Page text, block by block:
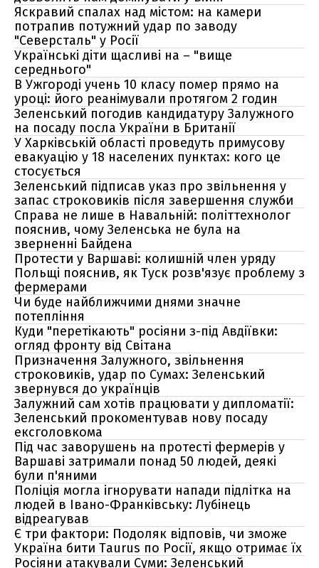
Яскравий спалах над містом: на камери
потрапив потужний удар по заводу
"Северсталь" у Росії
Українські діти щасливі на – "вище
середнього"
В Ужгороді учень 10 класу помер прямо на
уроці: його реанімували протягом 2 годин
Зеленський погодив кандидатуру Залужного
на посаду посла України в Британії
У Харківській області проведуть примусову
евакуацію у 18 населених пунктах: кого це
стосується
Зеленський підписав указ про звільнення у
запас строковиків після завершення служби
Справа не лише в Навальній: політтехнолог
пояснив, чому Зеленська не була на
зверненні Байдена
Протести у Варшаві: колишній член уряду
Польщі пояснив, як Туск розв'язує проблему з
фермерами
Чи буде найближчими днями значне
потепління
Куди "перетікають" росіяни з-під Авдіївки:
огляд фронту від Світана
Призначення Залужного, звільнення
строковиків, удар по Сумах: Зеленський
звернувся до українців
Залужний сам хотів працювати у дипломатії:
Зеленський прокоментував нову посаду
ексголовкома
Під час заворушень на протесті фермерів у
Варшаві затримали понад 50 людей, деякі
були п'яними
Поліція могла ігнорувати напади підлітка на
людей в Івано-Франківську: Лубінець
відреагував
Є три фактори: Подоляк відповів, чи зможе
Україна бити Taurus по Росії, якщо отримає їх
Росіяни атакували Суми: Зеленський